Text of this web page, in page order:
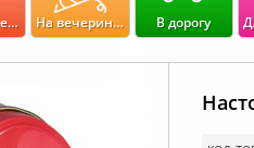
Стратегические На вечеринку В дорогу